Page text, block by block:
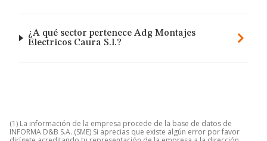
¿A qué sector pertenece Adg Montajes
Electricos Caura S.l.?
(1) La información de la empresa procede de la base de datos de
INFORMA D&B S.A. (SME) Si aprecias que existe algún error por favor